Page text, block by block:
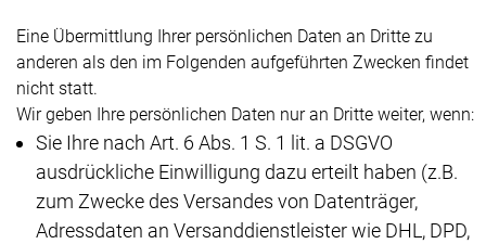
Eine Übermittlung Ihrer persönlichen Daten an Dritte zu
anderen als den im Folgenden aufgeführten Zwecken findet
nicht statt.
Wir geben Ihre persönlichen Daten nur an Dritte weiter, wenn:
Sie Ihre nach Art. 6 Abs. 1 S. 1 lit. a DSGVO
ausdrückliche Einwilligung dazu erteilt haben (z.B.
zum Zwecke des Versandes von Datenträger,
Adressdaten an Versanddienstleister wie DHL, DPD,